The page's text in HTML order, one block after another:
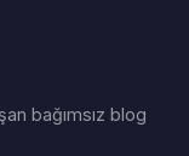
bağımsız blog